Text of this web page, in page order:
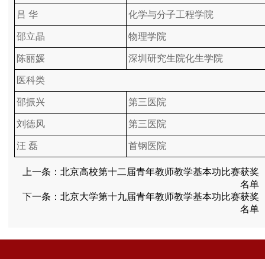
吕 华 化学与分子工程学院
邵立晶 物理学院
陈丽媛 深圳研究生院化生学院
医科类
邵振兴 第三医院
刘德风 第三医院
汪 磊 首钢医院
上一条： 北京高校第十二届青年教师教学基本功比赛获奖
名单
下一条： 北京大学第十九届青年教师教学基本功比赛获奖
名单